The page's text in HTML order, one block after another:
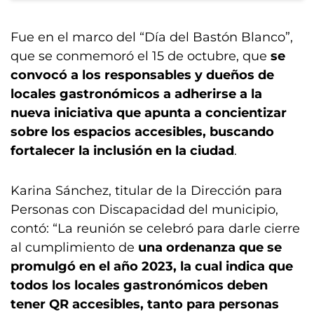
Fue en el marco del “Día del Bastón Blanco”,
que se conmemoró el 15 de octubre, que se
convocó a los responsables y dueños de
locales gastronómicos a adherirse a la
nueva iniciativa que apunta a concientizar
sobre los espacios accesibles, buscando
fortalecer la inclusión en la ciudad.
Karina Sánchez, titular de la Dirección para
Personas con Discapacidad del municipio,
contó: “La reunión se celebró para darle cierre
al cumplimiento de una ordenanza que se
promulgó en el año 2023, la cual indica que
todos los locales gastronómicos deben
tener QR accesibles, tanto para personas